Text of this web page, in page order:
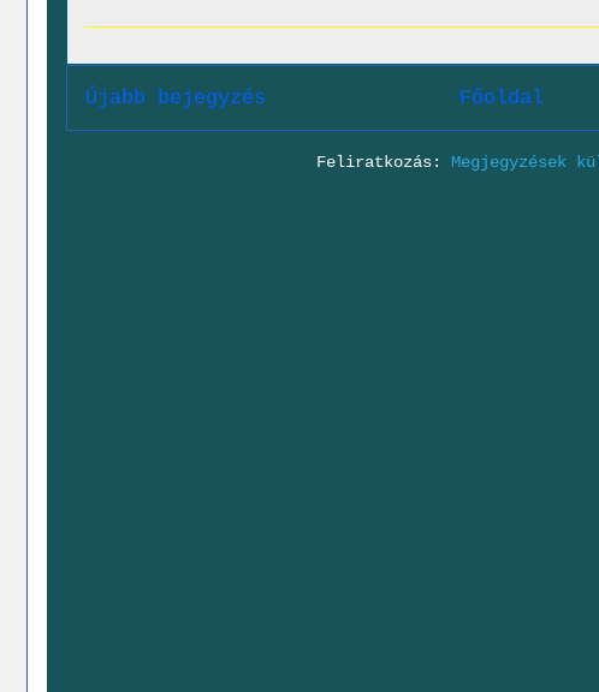
Újabb bejegyzés Főoldal
Feliratkozás: Megjegyzések